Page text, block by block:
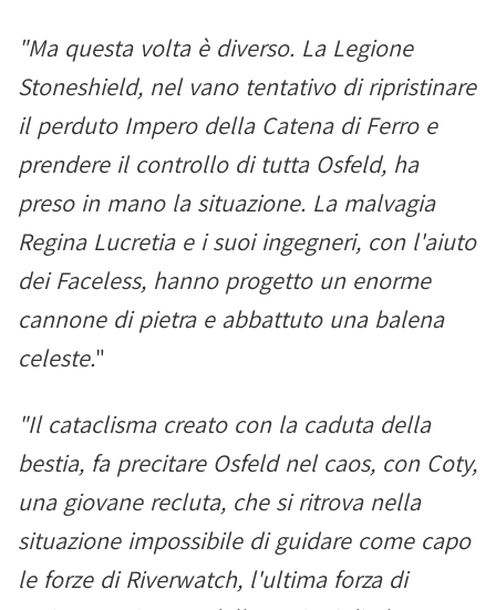
"Ma questa volta è diverso. La Legione
Stoneshield, nel vano tentativo di ripristinare
il perduto Impero della Catena di Ferro e
prendere il controllo di tutta Osfeld, ha
preso in mano la situazione. La malvagia
Regina Lucretia e i suoi ingegneri, con l'aiuto
dei Faceless, hanno progetto un enorme
cannone di pietra e abbattuto una balena
celeste."
"Il cataclisma creato con la caduta della
bestia, fa precitare Osfeld nel caos, con Coty,
una giovane recluta, che si ritrova nella
situazione impossibile di guidare come capo
le forze di Riverwatch, l'ultima forza di